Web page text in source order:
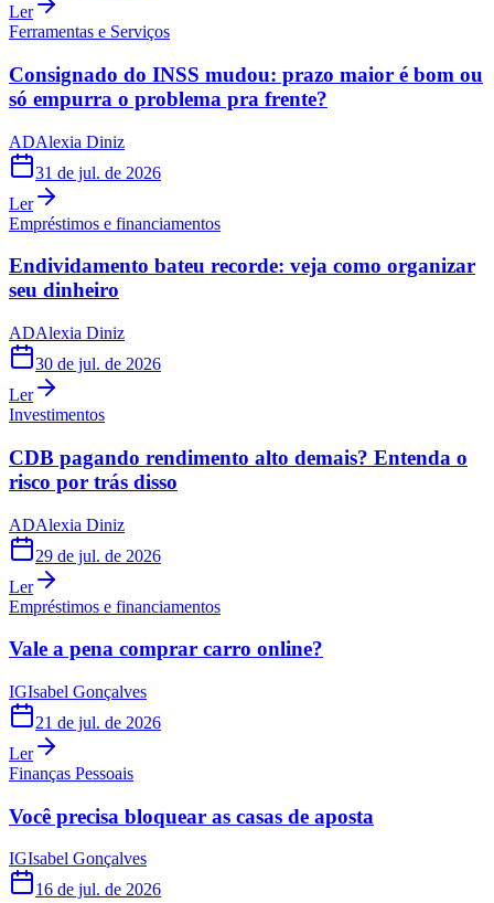
Ler
Ferramentas e Serviços
Consignado do INSS mudou: prazo maior é bom ou
só empurra o problema pra frente?
ADAlexia Diniz
31 de jul. de 2026
Ler
Empréstimos e financiamentos
Endividamento bateu recorde: veja como organizar
seu dinheiro
ADAlexia Diniz
30 de jul. de 2026
Ler
Investimentos
CDB pagando rendimento alto demais? Entenda o
risco por trás disso
ADAlexia Diniz
29 de jul. de 2026
Ler
Empréstimos e financiamentos
Vale a pena comprar carro online?
IGIsabel Gonçalves
21 de jul. de 2026
Ler
Finanças Pessoais
Você precisa bloquear as casas de aposta
IGIsabel Gonçalves
16 de jul. de 2026